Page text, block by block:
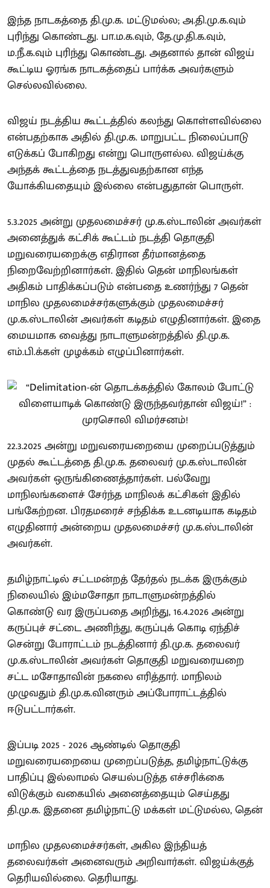
இந்த நாடகத்தை தி.மு.க. மட்டுமல்ல; அ.தி.மு.க.வும்
புரிந்து கொண்டது. பா.ம.க.வும், தே.மு.தி.க.வும்,
ம.நீ.க.வும் புரிந்து கொண்டது. அதனால் தான் விஜய்
கூட்டிய ஓரங்க நாடகத்தைப் பார்க்க அவர்களும்
செல்லவில்லை.
விஜய் நடத்திய கூட்டத்தில் கலந்து கொள்ளவில்லை
என்பதற்காக அதில் தி.மு.க. மாறுபட்ட நிலைப்பாடு
எடுக்கப் போகிறது என்று பொருளல்ல. விஜய்க்கு
அந்தக் கூட்டத்தை நடத்துவதற்கான எந்த
யோக்கியதையும் இல்லை என்பதுதான் பொருள்.
5.3.2025 அன்று முதலமைச்சர் மு.க.ஸ்டாலின் அவர்கள்
அனைத்துக் கட்சிக் கூட்டம் நடத்தி தொகுதி
மறுவரையறைக்கு எதிரான தீர்மானத்தை
நிறைவேற்றினார்கள். இதில் தென் மாநிலங்கள்
அதிகம் பாதிக்கப்படும் என்பதை உணர்ந்து 7 தென்
மாநில முதலமைச்சர்களுக்கும் முதலமைச்சர்
மு.க.ஸ்டாலின் அவர்கள் கடிதம் எழுதினார்கள். இதை
மையமாக வைத்து நாடாளுமன்றத்தில் தி.மு.க.
எம்.பி.க்கள் முழக்கம் எழுப்பினார்கள்.
22.3.2025 அன்று மறுவரையறையை முறைப்படுத்தும்
முதல் கூட்டத்தை தி.மு.க. தலைவர் மு.க.ஸ்டாலின்
அவர்கள் ஒருங்கிணைத்தார்கள். பல்வேறு
மாநிலங்களைச் சேர்ந்த மாநிலக் கட்சிகள் இதில்
பங்கேற்றன. பிரதமரைச் சந்திக்க உடனடியாக கடிதம்
எழுதினார் அன்றைய முதலமைச்சர் மு.க.ஸ்டாலின்
அவர்கள்.
தமிழ்நாட்டில் சட்டமன்றத் தேர்தல் நடக்க இருக்கும்
நிலையில் இம்மசோதா நாடாளுமன்றத்தில்
கொண்டு வர இருப்பதை அறிந்து, 16.4.2026 அன்று
கருப்புச் சட்டை அணிந்து, கருப்புக் கொடி ஏந்திச்
சென்று போராட்டம் நடத்தினார் தி.மு.க. தலைவர்
மு.க.ஸ்டாலின் அவர்கள் தொகுதி மறுவரையறை
சட்ட மசோதாவின் நகலை எரித்தார். மாநிலம்
முழுவதும் தி.மு.க.வினரும் அப்போராட்டத்தில்
ஈடுபட்டார்கள்.
இப்படி 2025 - 2026 ஆண்டில் தொகுதி
மறுவரையறையை முறைப்படுத்த, தமிழ்நாட்டுக்கு
பாதிப்பு இல்லாமல் செயல்படுத்த எச்சரிக்கை
விடுக்கும் வகையில் அனைத்தையும் செய்தது
தி.மு.க. இதனை தமிழ்நாட்டு மக்கள் மட்டுமல்ல, தென்
மாநில முதலமைச்சர்கள், அகில இந்தியத்
தலைவர்கள் அனைவரும் அறிவார்கள். விஜய்க்குத்
தெரியவில்லை. தெரியாது.